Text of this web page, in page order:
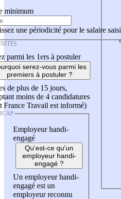
minimum
une périodicité pour le salaire saisi
parmi les 1ers à postuler
serez-vous parmi les
premiers à postuler ?
de plus de 15 jours,
moins de 4 candidatures
France Travail est informé)
Employeur handi-
engagé
Qu'est-ce qu'un
employeur handi-
engagé ?
Un employeur handi-
engagé est un
employeur reconnu